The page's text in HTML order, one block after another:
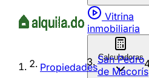
Vitrina
inmobiliaria
Calculadoras
Propiedades
San Pedro
de Macorís